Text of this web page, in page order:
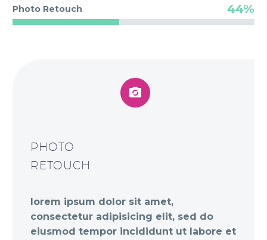
Photo Retouch 44%


PHOTO
RETOUCH
lorem ipsum dolor sit amet,
consectetur adipisicing elit, sed do
eiusmod tempor incididunt ut labore et